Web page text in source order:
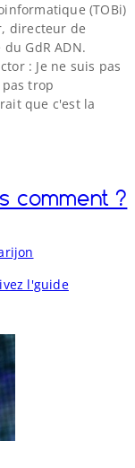
(TOBi)
directeur de
GdR ADN.
: Je ne suis pas
trop
que c'est la
comment ?
l'guide